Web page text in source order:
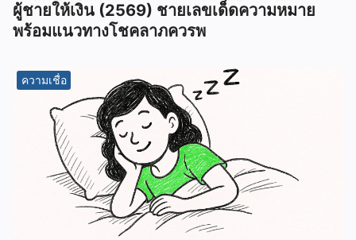
ผู้ชายให้เงิน (2569) ชายเลขเด็ดความหมาย
พร้อมแนวทางโชคลาภควรพ
ความเชื่อ